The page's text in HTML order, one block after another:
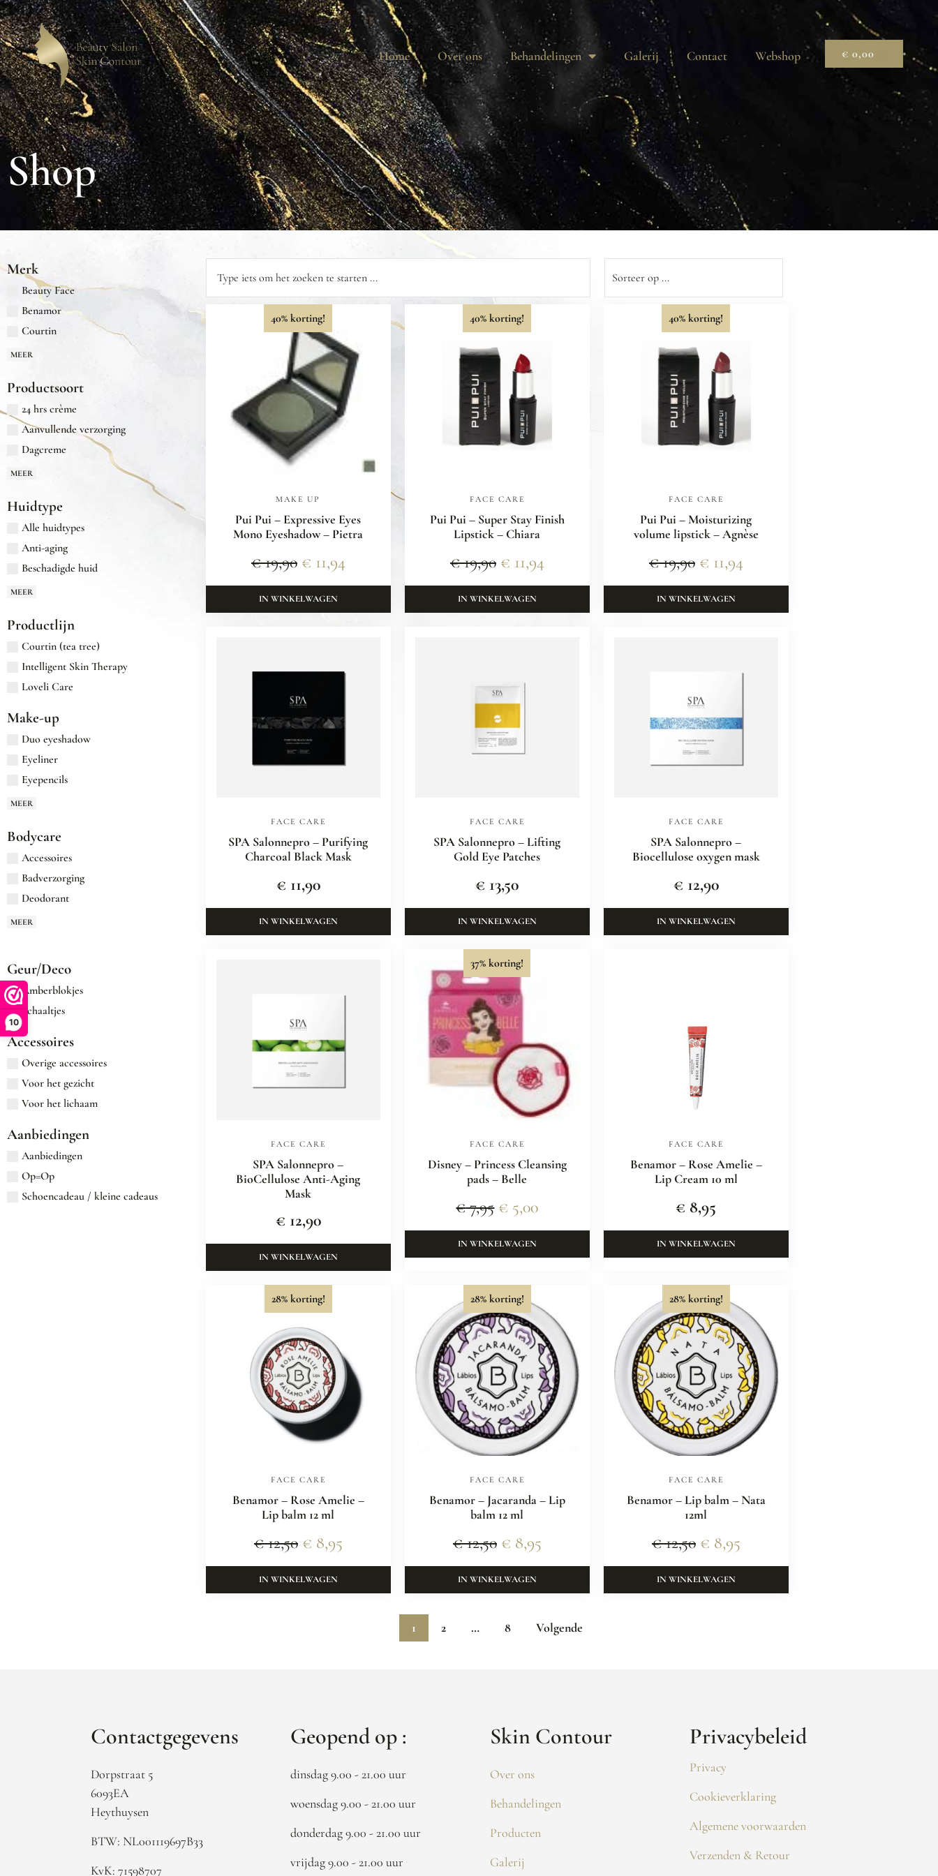
10
Home Over ons Behandelingen Galerij Contact Webshop € 0,00
Shop
Merk
Beauty Face
Benamor
Courtin
MEER
Productsoort
24 hrs crème
Aanvullende verzorging
Dagcreme
MEER
Huidtype
Alle huidtypes
Anti-aging
Beschadigde huid
MEER
Productlijn
Courtin (tea tree)
Intelligent Skin Therapy
Loveli Care
Make-up
Duo eyeshadow
Eyeliner
Eyepencils
MEER
Bodycare
Accessoires
Badverzorging
Deodorant
MEER
Geur/Deco
Amberblokjes
Schaaltjes
Accessoires
Overige accessoires
Voor het gezicht
Voor het lichaam
Aanbiedingen
Aanbiedingen
Op=Op
Schoencadeau / kleine cadeaus
40% korting!
MAKE UP
Pui Pui – Expressive Eyes
Mono Eyeshadow – Pietra
€19,90 € 11,94
IN WINKELWAGEN
40% korting!
FACE CARE
Pui Pui – Super Stay Finish
Lipstick – Chiara
€19,90 € 11,94
IN WINKELWAGEN
40% korting!
FACE CARE
Pui Pui – Moisturizing
volume lipstick – Agnèse
€19,90 € 11,94
IN WINKELWAGEN
FACE CARE
SPA Salonnepro – Purifying
Charcoal Black Mask
€ 11,90
IN WINKELWAGEN
FACE CARE
SPA Salonnepro – Lifting
Gold Eye Patches
€ 13,50
IN WINKELWAGEN
FACE CARE
SPA Salonnepro –
Biocellulose oxygen mask
€ 12,90
IN WINKELWAGEN
FACE CARE
SPA Salonnepro –
BioCellulose Anti-Aging
Mask
€ 12,90
IN WINKELWAGEN
37% korting!
FACE CARE
Disney – Princess Cleansing
pads – Belle
€7,95 € 5,00
IN WINKELWAGEN
FACE CARE
Benamor – Rose Amelie –
Lip Cream 10 ml
€ 8,95
IN WINKELWAGEN
28% korting!
FACE CARE
Benamor – Rose Amelie –
Lip balm 12 ml
€12,50 € 8,95
IN WINKELWAGEN
28% korting!
FACE CARE
Benamor – Jacaranda – Lip
balm 12 ml
€12,50 € 8,95
IN WINKELWAGEN
28% korting!
FACE CARE
Benamor – Lip balm – Nata
12ml
€12,50 € 8,95
IN WINKELWAGEN
1 2 … 8 Volgende
Contactgegevens
Dorpstraat 5
6093EA
Heythuysen
BTW: NL001119697B33
KvK: 71598707
Geopend op :
dinsdag 9.00 - 21.00 uur
woensdag 9.00 - 21.00 uur
donderdag 9.00 - 21.00 uur
vrijdag 9.00 - 21.00 uur
Skin Contour
Over ons
Behandelingen
Producten
Galerij
Privacybeleid
Privacy
Cookieverklaring
Algemene voorwaarden
Verzenden & Retour